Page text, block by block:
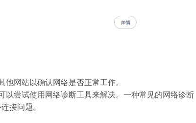
网站以确认网络是否正常工作。
以尝试使用网络诊断工具来解决。一种常见的网络诊断
接问题。